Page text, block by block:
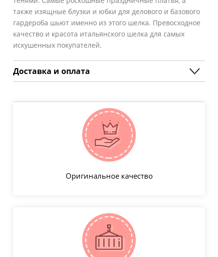
также изящные блузки и юбки для делового и базового
гардероба шьют именно из этого шелка. Превосходное
качество и красота итальянского шелка для самых
искушенных покупателей.
Доставка и оплата
Оригинальное качество